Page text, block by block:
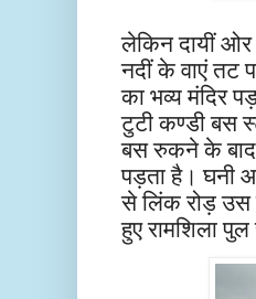
लेकिन दायीं ओर
नदीं के वाएं तट
का भव्य मंदिर
टुटी कण्डी बस
बस रुकने के बाद
पड़ता है। घनी
से लिंक रोड़
हुए रामशिला